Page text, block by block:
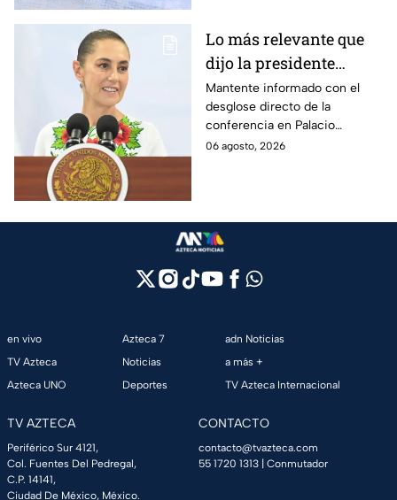
Lo más relevante que
dijo la presidente
Claudia Sheinbaum
hoy jueves 6 de agosto
en la mañanera
Mantente informado con el
desglose directo de la
conferencia en Palacio
Nacional este jueves 6 de
06 agosto, 2026
en vivo
TV Azteca
Azteca UNO
Azteca 7
Noticias
Deportes
adn Noticias
a más +
TV Azteca Internacional
TV AZTECA
Periférico Sur 4121,
Col. Fuentes Del Pedregal,
C.P. 14141,
Ciudad De México, México.
CONTACTO
contacto@tvazteca.com
55 1720 1313 | Conmutador